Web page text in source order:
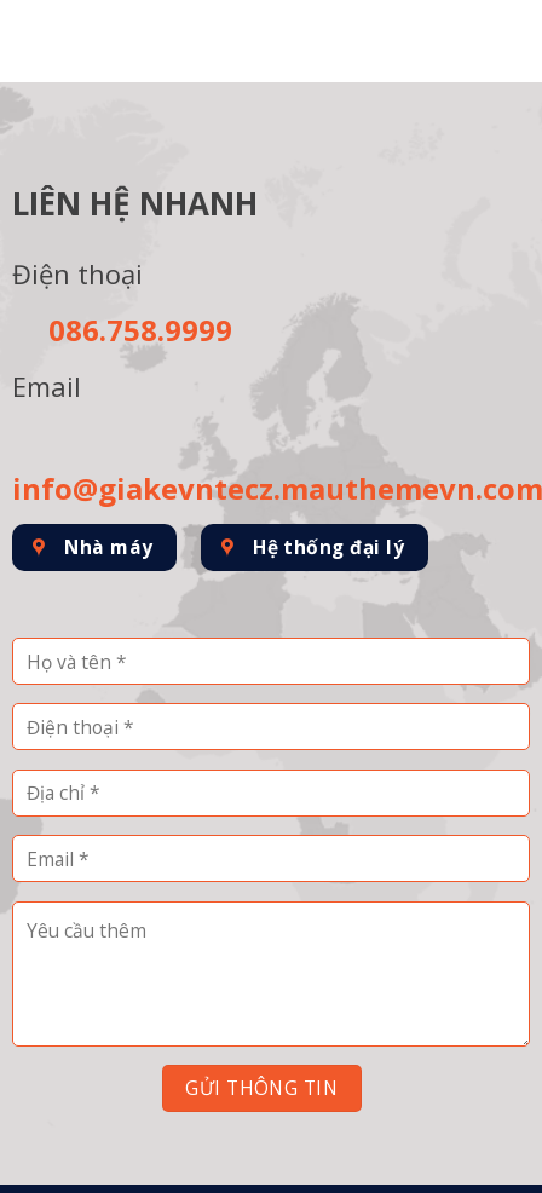
LIÊN HỆ NHANH
Điện thoại
086.758.9999
Email
info@giakevntecz.mauthemevn.com
Nhà máy Hệ thống đại lý